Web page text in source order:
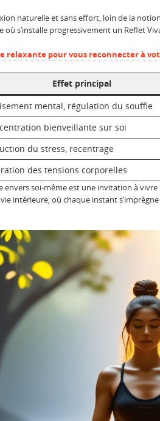
naturelle et sans effort, loin de la
où s’installe progressivement un Reflet
relaxante pour vous reconnecter à
Effet principal
mental, régulation du souffle
bienveillante sur soi
du stress, recentrage
des tensions corporelles
soi-même est une invitation à
intérieure, où chaque instant